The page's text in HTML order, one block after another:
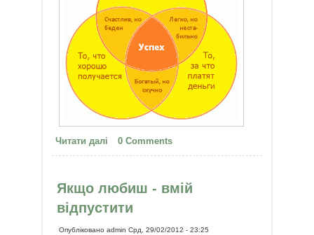
Читати далі про Знайди себе
0 Comments
Якщо любиш - вмій
відпустити
Опублікованоadmin Срд, 29/02/2012 - 23:25